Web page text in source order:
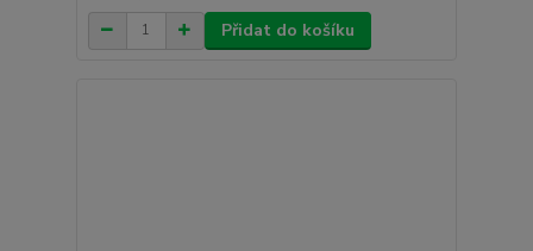
Přidat do košíku